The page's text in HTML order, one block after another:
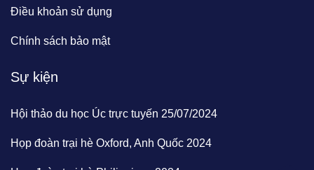
Điều khoản sử dụng
Chính sách bảo mật
Sự kiện
Hội thảo du học Úc trực tuyến 25/07/2024
Họp đoàn trại hè Oxford, Anh Quốc 2024